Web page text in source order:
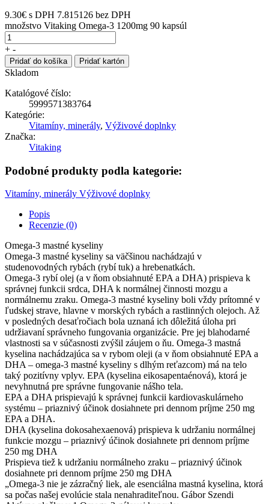
9.30€ s DPH 7.815126 bez DPH
množstvo Vitaking Omega-3 1200mg 90 kapsúl
+ -
Pridať do košíka Pridať kartón
Skladom
Katalógové číslo:
5999571383764
Kategórie:
Vitamíny, minerály, Výživové doplnky
Značka:
Vitaking
Podobné produkty podla kategorie:
Vitamíny, minerály Výživové doplnky
Popis
Recenzie (0)
Omega-3 mastné kyseliny
Omega-3 mastné kyseliny sa väčšinou nachádzajú v
studenovodných rybách (rybí tuk) a hrebenatkách.
Omega-3 rybí olej (a v ňom obsiahnuté EPA a DHA) prispieva k
správnej funkcii srdca, DHA k normálnej činnosti mozgu a
normálnemu zraku. Omega-3 mastné kyseliny boli vždy prítomné v
ľudskej strave, hlavne v morských rybách a rastlinných olejoch. Až
v posledných desaťročiach bola uznaná ich dôležitá úloha pri
udržiavaní správneho fungovania organizácie. Pre jej blahodarné
vlastnosti sa v súčasnosti zvýšil záujem o ňu. Omega-3 mastná
kyselina nachádzajúca sa v rybom oleji (a v ňom obsiahnuté EPA a
DHA – omega-3 mastné kyseliny s dlhým reťazcom) má na telo
taký pozitívny vplyv. EPA (kyselina eikosapentaénová), ktorá je
nevyhnutná pre správne fungovanie nášho tela.
EPA a DHA prispievajú k správnej funkcii kardiovaskulárneho
systému – priaznivý účinok dosiahnete pri dennom príjme 250 mg
EPA a DHA.
DHA (kyselina dokosahexaenová) prispieva k udržaniu normálnej
funkcie mozgu – priaznivý účinok dosiahnete pri dennom príjme
250 mg DHA
Prispieva tiež k udržaniu normálneho zraku – priaznivý účinok
dosiahnete pri dennom príjme 250 mg DHA
„Omega-3 nie je zázračný liek, ale esenciálna mastná kyselina, ktorá
sa počas našej evolúcie stala nenahraditeľnou. Gábor Szendi